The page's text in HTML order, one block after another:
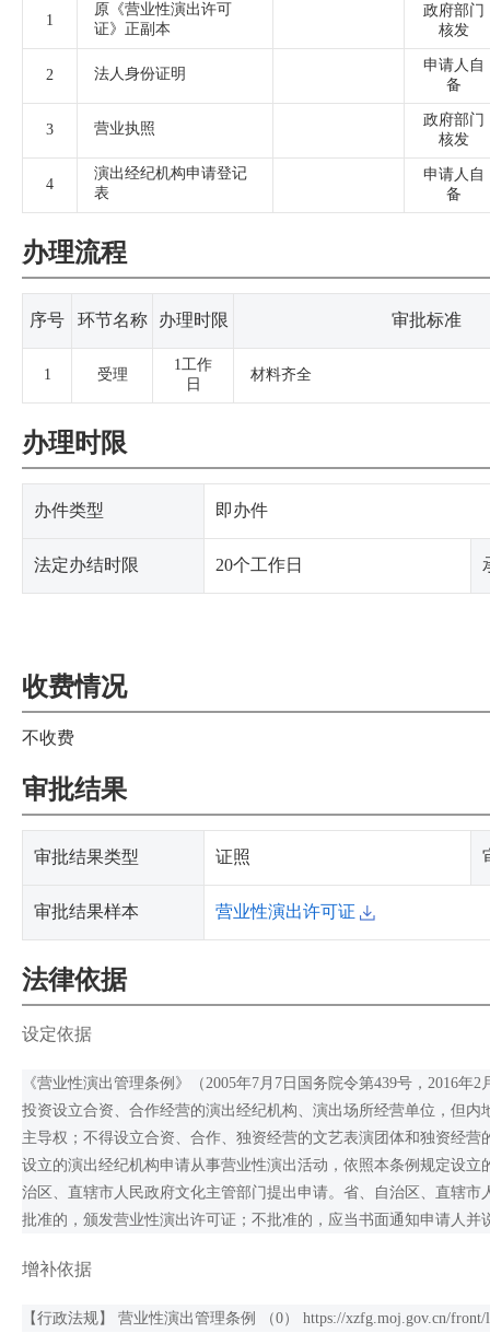
1
原《营业性演出许可
证》正副本
政府部门
核发
2 法人身份证明
申请人自
备
3 营业执照
政府部门
核发
4
演出经纪机构申请登记
表
申请人自
备
办理流程
序号 环节名称 办理时限 审批标准
1 受理
1工作
日
材料齐全
办理时限
办件类型 即办件
法定办结时限 20个工作日
收费情况
不收费
审批结果
审批结果类型 证照
审批结果样本 营业性演出许可证
法律依据
设定依据
《营业性演出管理条例》（2005年7月7日国务院令第439号，2016
投资设立合资、合作经营的演出经纪机构、演出场所经营单位，但
主导权；不得设立合资、合作、独资经营的文艺表演团体和独资经
设立的演出经纪机构申请从事营业性演出活动，依照本条例规定设
治区、直辖市人民政府文化主管部门提出申请。省、自治区、直辖
批准的，颁发营业性演出许可证；不批准的，应当书面通知申请人并
增补依据
【行政法规】 营业性演出管理条例 （0） https://xzfg.moj.gov.cn/front/